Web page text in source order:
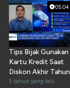
05:04
Tips Bijak Gunakan
Kartu Kredit Saat
Diskon Akhir Tahun
5 tahun yang lalu